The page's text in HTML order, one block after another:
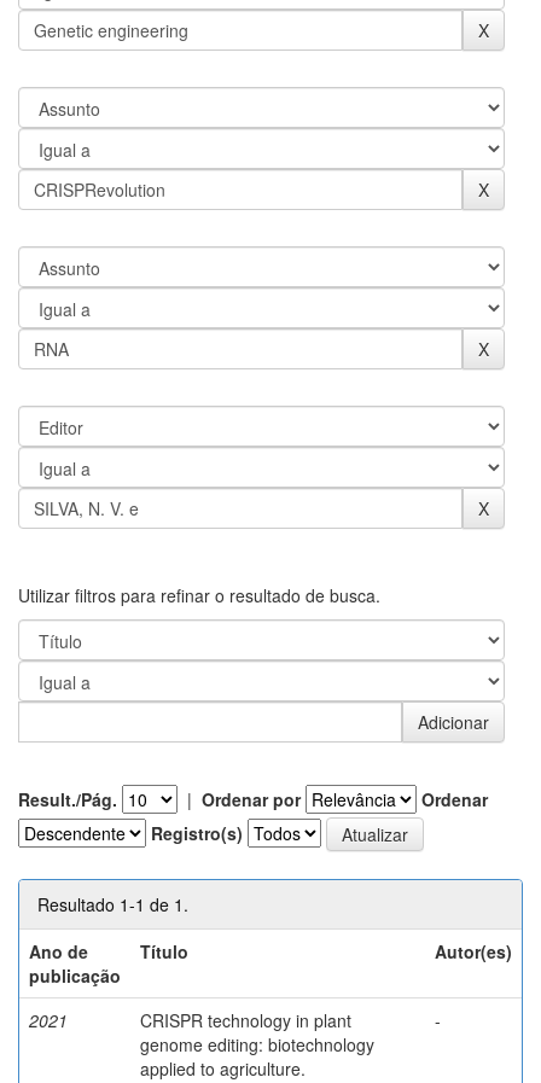
Utilizar filtros para refinar o resultado de busca.
Result./Pág. | Ordenar por
Ordenar
Registro(s)
Resultado 1-1 de 1.
Ano de
publicação
Título Autor(es)
2021
CRISPR technology in plant
genome editing: biotechnology
applied to agriculture.
-